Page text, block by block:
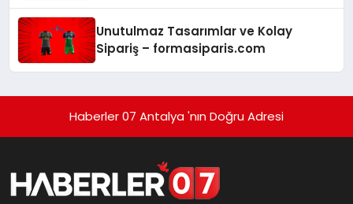
Unutulmaz Tasarımlar ve Kolay
Sipariş – formasiparis.com
Haberler 07 Antalya 'nın Doğru Adresi